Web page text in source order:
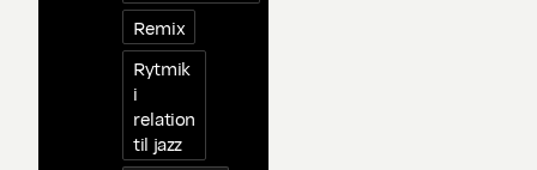
Remix
Rytmik
i
relation
til jazz